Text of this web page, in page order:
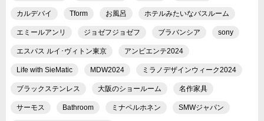
カルデバイ Tform お風呂 ホテルみたいなバスルーム
エミールアンリ ジョゼフジョゼフ ブラバンシア sony
エスパス ルイ･ヴィトン東京 アンビエンテ2024
Life with SieMatic MDW2024 ミラノデザインウィーク2024
ブラックステンレス 大阪のショールーム 名作家具
サーモス Bathroom ミナペルホネン SMWジャパン